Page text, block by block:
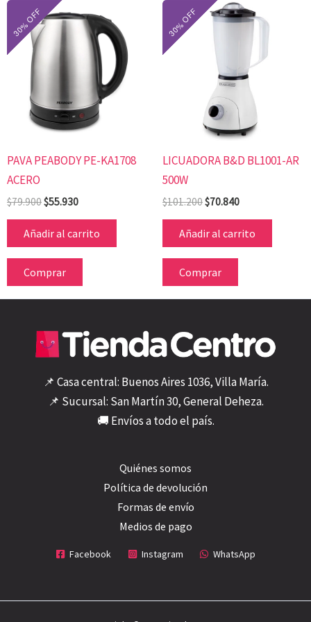
PAVA PEABODY PE-KA1708
ACERO
$79.900
precio
original
$79.900.
$55.930
precio
actual
es:
$55.930.
Añadir al carrito
Comprar
LICUADORA B&D BL1001-AR
500W
$101.200
El
precio
era:
$101.200.
$70.840
El
precio
actual
$70.840.
Añadir al carrito
Comprar
📌 Casa central: Buenos Aires 1036, Villa María.
📌 Sucursal: San Martín 30, General Deheza.
🚚 Envíos a todo el país.
Quiénes somos
Política de devolución
Formas de envío
Medios de pago
Facebook Instagram WhatsApp